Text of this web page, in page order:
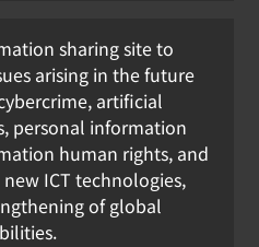
sharing site to
arising in the future
artificial
personal information
human rights, and
ICT technologies,
of global